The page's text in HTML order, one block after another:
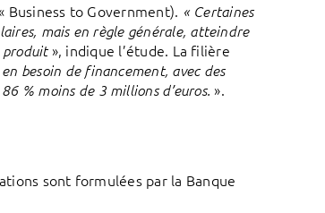
Business to Government). « Certaines
mais en règle générale, atteindre
produit », indique l’étude. La filière
besoin de financement, avec des
% moins de 3 millions d’euros. ».
sont formulées par la Banque